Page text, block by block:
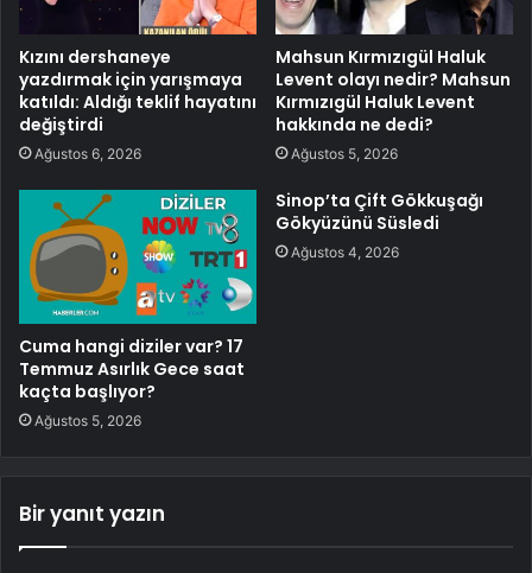
Kızını dershaneye
yazdırmak için yarışmaya
katıldı: Aldığı teklif hayatını
değiştirdi
Ağustos 6, 2026
Mahsun Kırmızıgül Haluk
Levent olayı nedir? Mahsun
Kırmızıgül Haluk Levent
hakkında ne dedi?
Ağustos 5, 2026
Cuma hangi diziler var? 17
Temmuz Asırlık Gece saat
kaçta başlıyor?
Ağustos 5, 2026
Sinop’ta Çift Gökkuşağı
Gökyüzünü Süsledi
Ağustos 4, 2026
Bir yanıt yazın